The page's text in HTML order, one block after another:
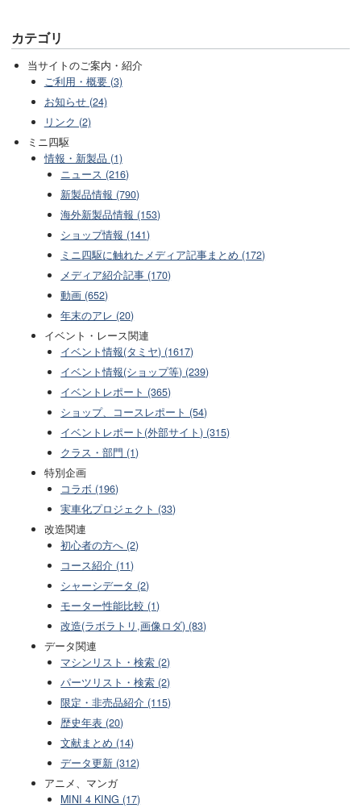
カテゴリ
当サイトのご案内・紹介
ご利用・概要 (3)
お知らせ (24)
リンク (2)
ミニ四駆
情報・新製品 (1)
ニュース (216)
新製品情報 (790)
海外新製品情報 (153)
ショップ情報 (141)
ミニ四駆に触れたメディア記事まとめ (172)
メディア紹介記事 (170)
動画 (652)
年末のアレ (20)
イベント・レース関連
イベント情報(タミヤ) (1617)
イベント情報(ショップ等) (239)
イベントレポート (365)
ショップ、コースレポート (54)
イベントレポート(外部サイト) (315)
クラス・部門 (1)
特別企画
コラボ (196)
実車化プロジェクト (33)
改造関連
初心者の方へ (2)
コース紹介 (11)
シャーシデータ (2)
モーター性能比較 (1)
改造(ラボラトリ,画像ロダ) (83)
データ関連
マシンリスト・検索 (2)
パーツリスト・検索 (2)
限定・非売品紹介 (115)
歴史年表 (20)
文献まとめ (14)
データ更新 (312)
アニメ、マンガ
MINI 4 KING (17)